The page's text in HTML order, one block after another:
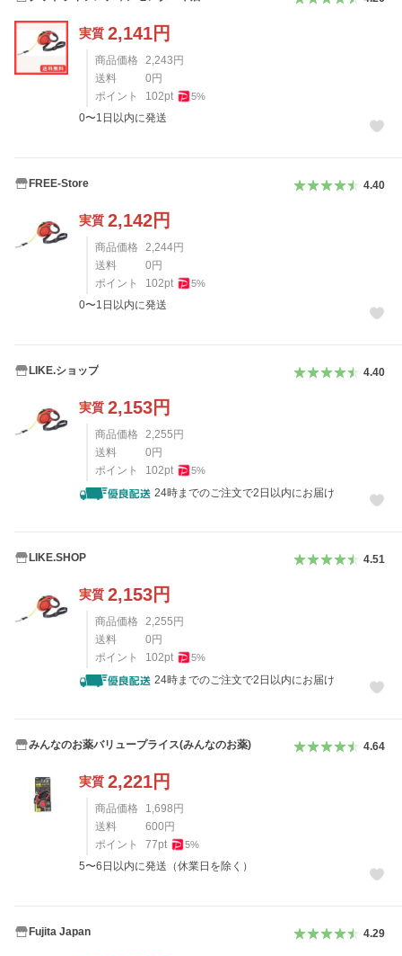
実質 2,141円
商品価格 2,243 円
送料
0 円
ポイント
102pt 5%
0〜1日以内に発送
FREE-Store 4.40
実質 2,142円
商品価格 2,244円
送料
0 円
ポイント
102pt 5%
0〜1日以内に発送
LIKE.ショップ 4.40
実質 2,153円
商品価格 2,255 円
送料
0 円
ポイント
102pt 5%
24時までのご注文で2日以内にお届け
LIKE.SHOP 4.51
実質 2,153円
商品価格 2,255 円
送料
0 円
ポイント
102pt 5%
24時までのご注文で2日以内にお届け
みんなのお薬バリュープライス(みんなのお薬) 4.64
実質 2,221円
商品価格 1,698 円
送料
600 円
ポイント
77pt 5%
5〜6日以内に発送（休業日を除く）
Fujita Japan 4.29